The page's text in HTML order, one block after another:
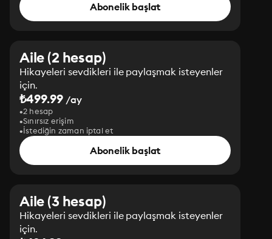
Abonelik başlat
Aile (2 hesap)
Hikayeleri sevdikleri ile paylaşmak isteyenler
için.
₺499.99 /ay
2 hesap
Sınırsız erişim
İstediğin zaman iptal et
Abonelik başlat
Aile (3 hesap)
Hikayeleri sevdikleri ile paylaşmak isteyenler
için.